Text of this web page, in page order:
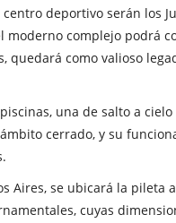
deportivo serán los
moderno complejo podrá
quedará como valioso
una de salto a
cerrado, y su
Aires, se ubicará la pileta
cuyas